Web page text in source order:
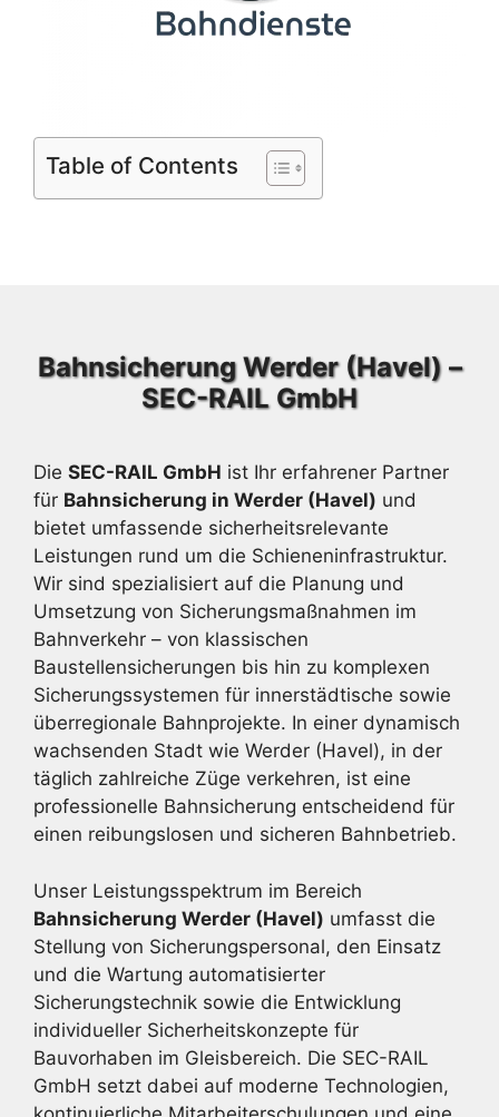
Table of Contents
Bahnsicherung Werder (Havel) –
SEC-RAIL GmbH
Die SEC-RAIL GmbH ist Ihr erfahrener Partner
für Bahnsicherung in Werder (Havel) und
bietet umfassende sicherheitsrelevante
Leistungen rund um die Schieneninfrastruktur.
Wir sind spezialisiert auf die Planung und
Umsetzung von Sicherungsmaßnahmen im
Bahnverkehr – von klassischen
Baustellensicherungen bis hin zu komplexen
Sicherungssystemen für innerstädtische sowie
überregionale Bahnprojekte. In einer dynamisch
wachsenden Stadt wie Werder (Havel), in der
täglich zahlreiche Züge verkehren, ist eine
professionelle Bahnsicherung entscheidend für
einen reibungslosen und sicheren Bahnbetrieb.
Unser Leistungsspektrum im Bereich
Bahnsicherung Werder (Havel) umfasst die
Stellung von Sicherungspersonal, den Einsatz
und die Wartung automatisierter
Sicherungstechnik sowie die Entwicklung
individueller Sicherheitskonzepte für
Bauvorhaben im Gleisbereich. Die SEC-RAIL
GmbH setzt dabei auf moderne Technologien,